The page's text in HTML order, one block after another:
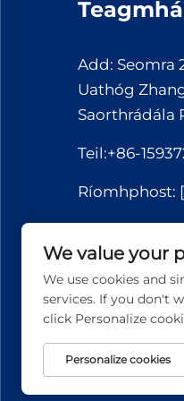
Add: Seomra
Uathóg
Saorthrádála
Teil:+86-
Ríomhphost:
Cóipcheart
Co., Ltd..
We value your
We use cookies and
services. If you don't
click Personalize
Personalize cookies